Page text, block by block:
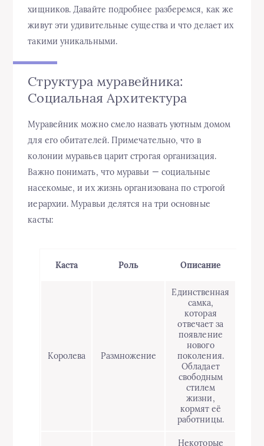
хищников. Давайте подробнее разберемся, как же
живут эти удивительные существа и что делает их
такими уникальными.
Структура муравейника:
Социальная Архитектура
Муравейник можно смело назвать уютным домом
для его обитателей. Примечательно, что в
колонии муравьев царит строгая организация.
Важно понимать, что муравьи — социальные
насекомые, и их жизнь организована по строгой
иерархии. Муравьи делятся на три основные
касты:
Каста Роль Описание
Королева Размножение
Единственная
самка,
которая
отвечает за
появление
нового
поколения.
Обладает
свободным
стилем
жизни,
кормят её
работницы.
Некоторые